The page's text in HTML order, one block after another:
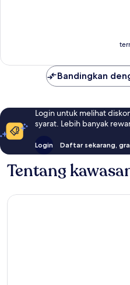
Bandingkan
Login untuk melihat
syarat. Lebih banyak
Login Daftar sekarang,
Tentang